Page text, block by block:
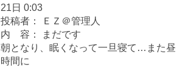
21日 0:03
投稿者： ＥＺ＠管理人
内 容： まだです
朝となり、眠くなって一旦寝て…また
時間に